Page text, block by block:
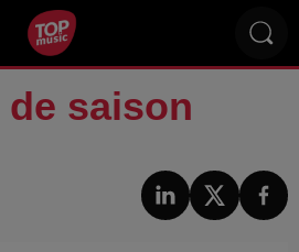
saison